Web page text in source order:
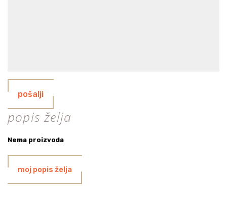
pošalji
popis želja
Nema proizvoda
moj popis želja